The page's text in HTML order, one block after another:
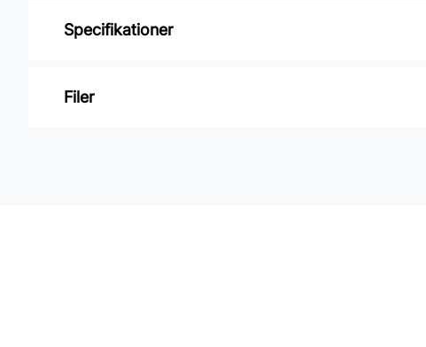
Specifikationer
Varumärke: Midbec Tapeter
Filer